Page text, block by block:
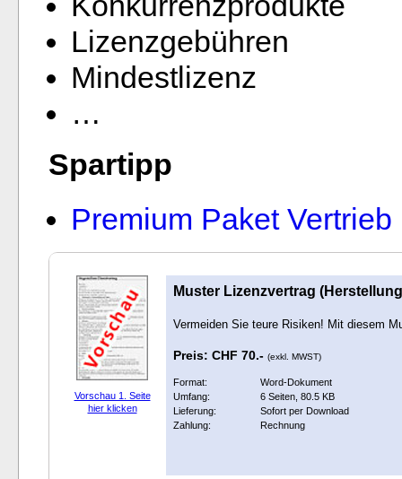
Lizenzgebühren
Mindestlizenz
…
Spartipp
Premium Paket Vertrieb
Vorschau 1. Seite
hier klicken
Muster Lizenzvertrag
Vermeiden Sie teure Risiken! Mit diesem
Preis: CHF 70.- (exkl. MWST)
Format:
Word-Dokument
Umfang:
6 Seiten, 80.5 KB
Lieferung:
Sofort per Download
Zahlung:
Rechnung